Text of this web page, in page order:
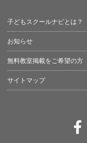
子どもスクールナビとは？
お知らせ
無料教室掲載をご希望の方
サイトマップ